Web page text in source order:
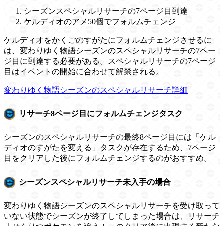
シーズンスペシャルリサーチの7ページ目到達
ケルディオのアメ50個でフォルムチェンジ
ケルディオをかくごのすがたにフォルムチェンジさせるに
は、変わりゆく物語シーズンのスペシャルリサーチの7ペー
ジ目に到達する必要がある。スペシャルリサーチの7ページ
目はイベントの開始に合わせて解禁される。
変わりゆく物語シーズンのスペシャルリサーチ詳細
リサーチ8ページ目にフォルムチェンジタスク
シーズンのスペシャルリサーチの最終8ページ目には「ケル
ディオのすがたを変える」タスクが存在するため、7ページ
目をクリアした後にフォルムチェンジするのがおすすめ。
シーズンスペシャルリサーチ未入手の場合
変わりゆく物語シーズンのスペシャルリサーチを受け取って
いない状態でシーズンが終了してしまった場合は、リサーチ